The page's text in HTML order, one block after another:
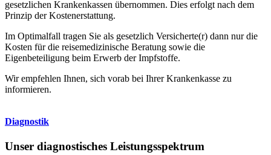
gesetzlichen Krankenkassen übernommen. Dies erfolgt nach dem
Prinzip der Kostenerstattung.
Im Optimalfall tragen Sie als gesetzlich Versicherte(r) dann nur die
Kosten für die reisemedizinische Beratung sowie die
Eigenbeteiligung beim Erwerb der Impfstoffe.
Wir empfehlen Ihnen, sich vorab bei Ihrer Krankenkasse zu
informieren.
Diagnostik
Unser diagnostisches Leistungsspektrum